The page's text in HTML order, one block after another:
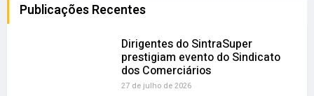
Publicações Recentes
Dirigentes do SintraSuper
prestigiam evento do Sindicato
dos Comerciários
27 de julho de 2026